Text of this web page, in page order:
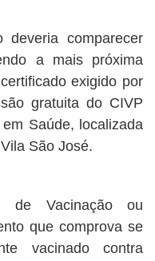
deveria comparecer
a mais próxima
exigido por
gratuita do CIVP
Saúde, localizada
São José.
de Vacinação ou
que comprova se
vacinado contra